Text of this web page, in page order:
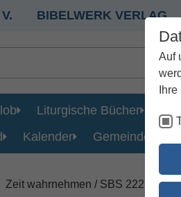
Auf
BIBELWERK VERLAG
Liturgische Bücher
Kalender Gemeinde
Zeit wahrnehmen / SBS 222